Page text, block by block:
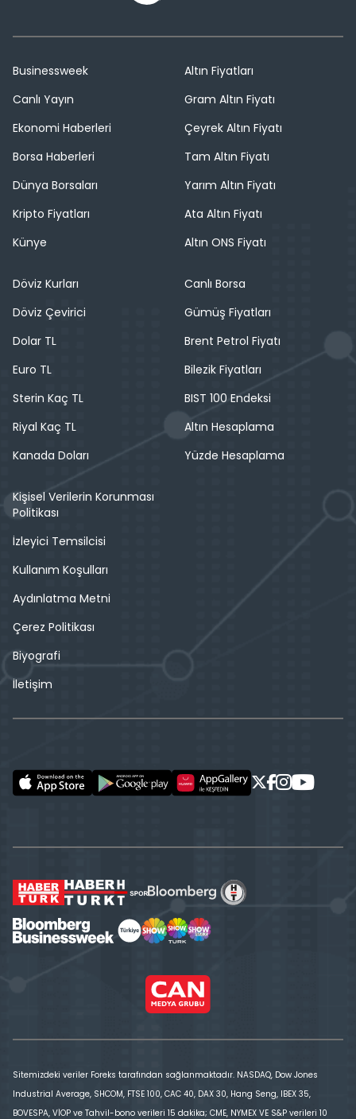
Businessweek
Canlı Yayın
Ekonomi Haberleri
Borsa Haberleri
Dünya Borsaları
Kripto Fiyatları
Künye
Altın Fiyatları
Gram Altın Fiyatı
Çeyrek Altın Fiyatı
Tam Altın Fiyatı
Yarım Altın Fiyatı
Ata Altın Fiyatı
Altın ONS Fiyatı
Döviz Kurları
Döviz Çevirici
Dolar TL
Euro TL
Sterin Kaç TL
Riyal Kaç TL
Kanada Doları
Canlı Borsa
Gümüş Fiyatları
Brent Petrol Fiyatı
Bilezik Fiyatları
BIST 100 Endeksi
Altın Hesaplama
Yüzde Hesaplama
Kişisel Verilerin Korunması
Politikası
İzleyici Temsilcisi
Kullanım Koşulları
Aydınlatma Metni
Çerez Politikası
Biyografi
İletişim
Sitemizdeki veriler Foreks tarafından sağlanmaktadır. NASDAQ, Dow Jones
Industrial Average, SHCOM, FTSE 100, CAC 40, DAX 30, Hang Seng, IBEX 35,
BOVESPA, VİOP ve Tahvil-bono verileri 15 dakika; CME, NYMEX VE S&P verileri 10